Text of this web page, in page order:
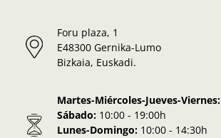
Foru plaza, 1
E48300 Gernika-Lumo
Bizkaia, Euskadi.
Martes-Miércoles-Jueves-Viernes:
Sábado: 10:00 - 19:00h
Lunes-Domingo: 10:00 - 14:30h